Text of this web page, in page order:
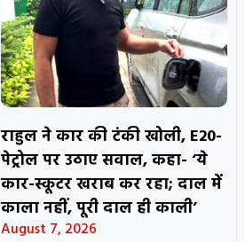
राहुल ने कार की टंकी खोली, E20-
पेट्रोल पर उठाए सवाल, कहा- ‘ये
कार-स्कूटर खराब कर रहा; दाल में
काला नहीं, पूरी दाल ही काली’
August 7, 2026